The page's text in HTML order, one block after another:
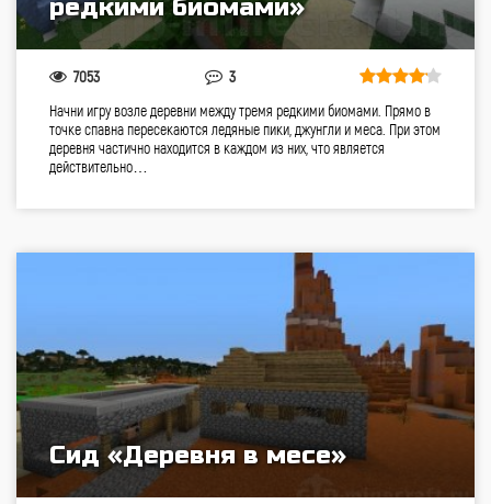
редкими биомами»
7053 3
Начни игру возле деревни между тремя редкими биомами. Прямо в
точке спавна пересекаются ледяные пики, джунгли и меса. При этом
деревня частично находится в каждом из них, что является
действительно…
Сид «Деревня в месе»